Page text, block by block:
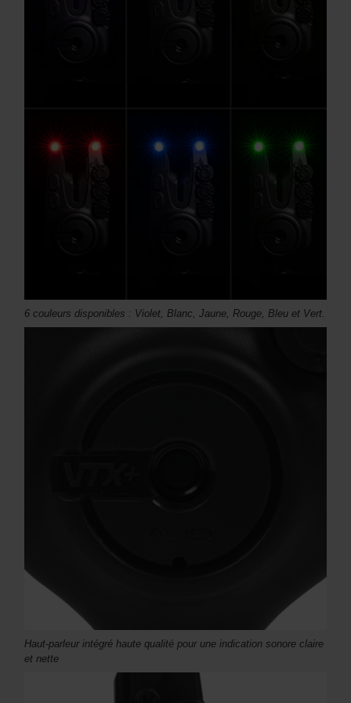
6 couleurs disponibles : Violet, Blanc, Jaune, Rouge, Bleu et Vert.
Haut-parleur intégré haute qualité pour une indication sonore claire
et nette